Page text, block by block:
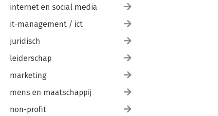
internet en social media
it-management / ict
juridisch
leiderschap
marketing
mens en maatschappij
non-profit